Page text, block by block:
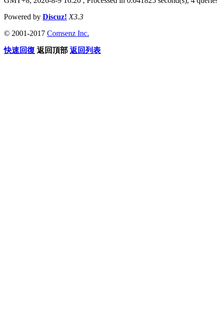
Powered by Discuz! X3.3
© 2001-2017 Comsenz Inc.
快速回復 返回頂部 返回列表